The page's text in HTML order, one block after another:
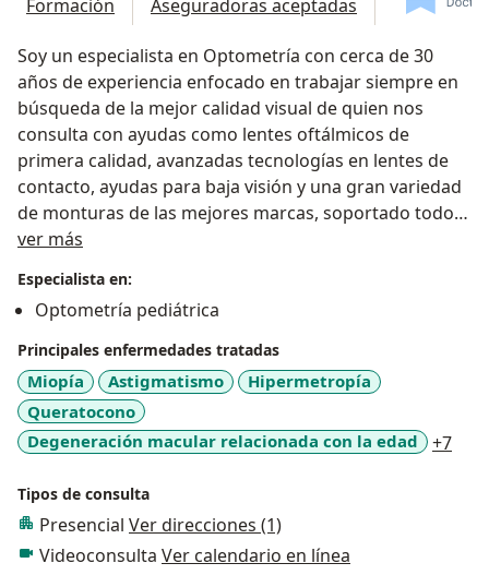
Formación
Aseguradoras aceptadas
Soy un especialista en Optometría con cerca de 30
años de experiencia enfocado en trabajar siempre en
búsqueda de la mejor calidad visual de quien nos
consulta con ayudas como lentes oftálmicos de
primera calidad, avanzadas tecnologías en lentes de
contacto, ayudas para baja visión y una gran variedad
de monturas de las mejores marcas, soportado todo
esto con equipos diagnósticos de actualidad y alta
ver más
Especialista en:
Optometría pediátrica
Principales enfermedades tratadas
Miopía Astigmatismo
Hipermetropía
Queratocono
Degeneración macular relacionada con la edad
+7
Tipos de consulta
Presencial Ver direcciones (1)
Videoconsulta Ver calendario en línea